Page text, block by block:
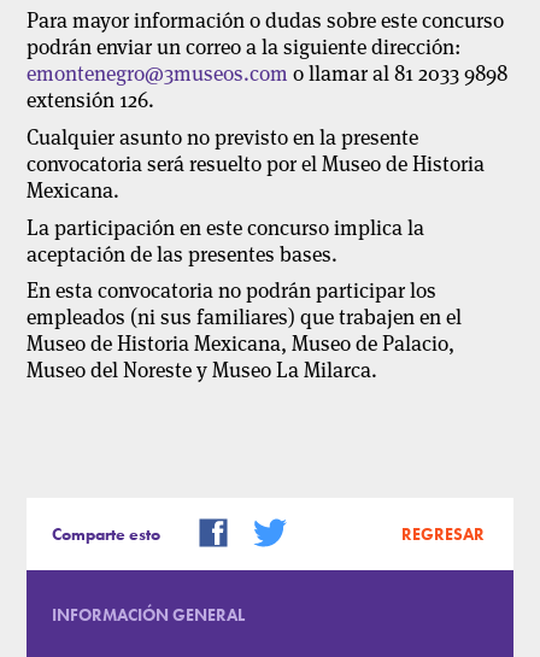
Para mayor información o dudas sobre este concurso
podrán enviar un correo a la siguiente dirección:
emontenegro@3museos.com o llamar al 81 2033 9898
extensión 126.
Cualquier asunto no previsto en la presente
convocatoria será resuelto por el Museo de Historia
Mexicana.
La participación en este concurso implica la
aceptación de las presentes bases.
En esta convocatoria no podrán participar los
empleados (ni sus familiares) que trabajen en el
Museo de Historia Mexicana, Museo de Palacio,
Museo del Noreste y Museo La Milarca.
Comparte esto REGRESAR
INFORMACIÓN GENERAL